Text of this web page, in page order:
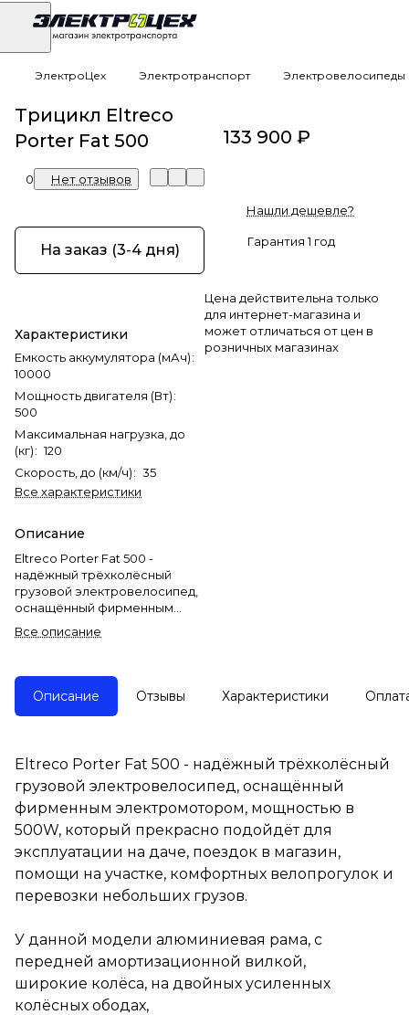
ЭлектроЦех Электротранспорт Электровелосипеды
Трицикл Eltreco
Porter Fat 500
0 Нет отзывов
На заказ (3-4 дня)
Характеристики
Емкость аккумулятора (мАч):
10000
Мощность двигателя (Вт):
500
Максимальная нагрузка, до
(кг): 120
Скорость, до (км/ч): 35
Все характеристики
Описание
Eltreco Porter Fat 500 -
надёжный трёхколёсный
грузовой электровелосипед,
оснащённый фирменным
в 500W, который прекрасно
даче, поездок в магазин,
помощи на участке,
У данной модели
алюминиевая рама, с
передней амортизационной
вилкой,
широкие колёса, на двойных
усиленных колёсных ободах,
передний дисковый
механический тормоз,
полноразмерные крылья,
лёгкая корзина на руле и
передняя яркая
светодиодная фара и не
только!
Все описание
133 900 ₽
Нашли дешевле?
Гарантия 1 год
Цена действительна только
для интернет-магазина и
может отличаться от цен в
розничных магазинах
Описание Отзывы Характеристики
Eltreco Porter Fat 500 - надёжный трёхколёсный
грузовой электровелосипед, оснащённый
фирменным электромотором, мощностью в
500W, который прекрасно подойдёт для
эксплуатации на даче, поездок в магазин,
помощи на участке, комфортных велопрогулок и
перевозки небольших грузов.
У данной модели алюминиевая рама, с
передней амортизационной вилкой,
широкие колёса, на двойных усиленных
колёсных ободах,